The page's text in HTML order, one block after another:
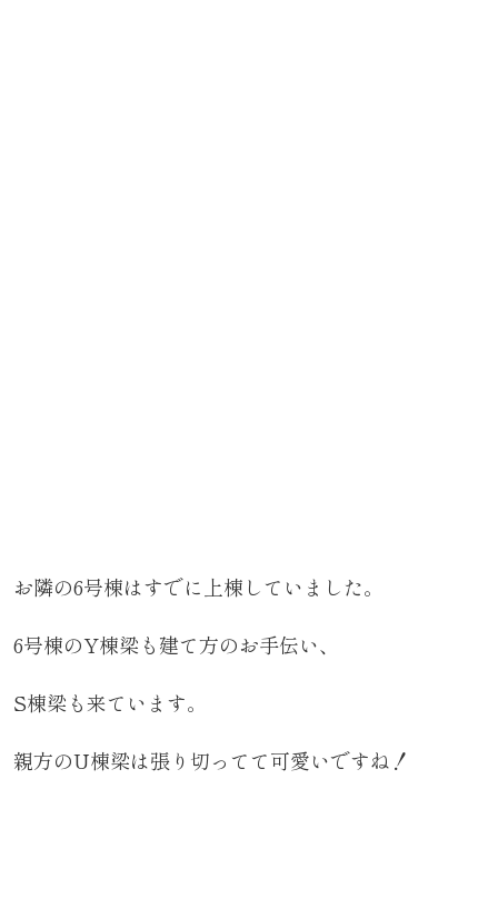
お隣の6号棟はすでに上棟していました。
6号棟のY棟梁も建て方のお手伝い、
S棟梁も来ています。
親方のU棟梁は張り切ってて可愛いですね！